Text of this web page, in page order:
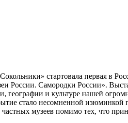
стартовала первая в
России. Самородки России».
и культуре нашей
стало несомненной
музеев помимо тех, что